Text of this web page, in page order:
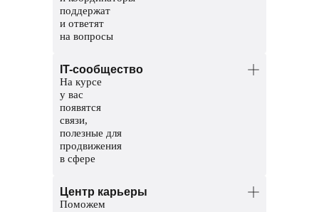
поддержат
и ответят
на вопросы
Помогут разобраться в темах и
проверят домашние задания.
Координаторы — команда заботы
о студентах. Решат организационные
вопросы, поддержат и помогут пройти
обучение до конца.
IT-сообщество
На курсе
у вас
появятся
связи,
полезные для
продвижения
в сфере
с другими студентами
Центр карьеры
Поможем